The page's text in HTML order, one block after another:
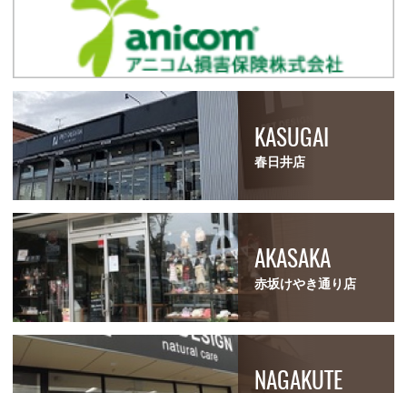
KASUGAI
春日井店
AKASAKA
赤坂けやき通り店
NAGAKUTE